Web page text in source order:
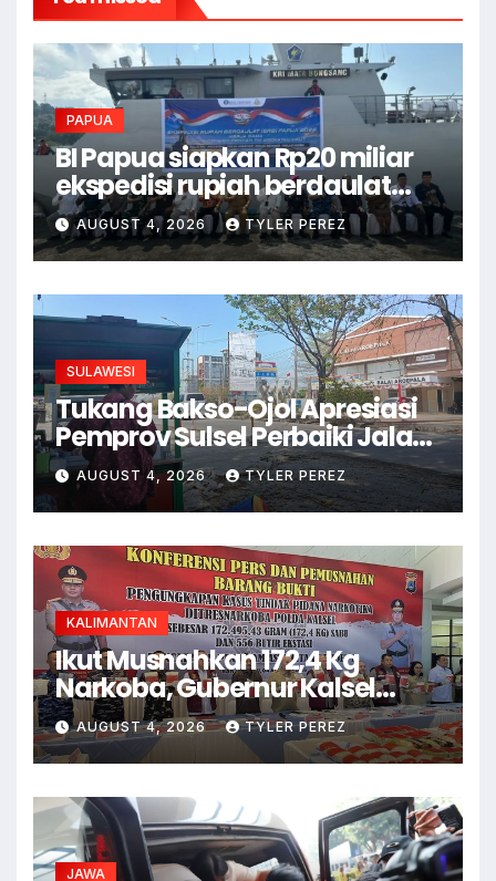
PAPUA
BI Papua siapkan Rp20 miliar
ekspedisi rupiah berdaulat
2026 di wilayah 3T
AUGUST 4, 2026 TYLER PEREZ
SULAWESI
Tukang Bakso-Ojol Apresiasi
Pemprov Sulsel Perbaiki Jalan
Hertasning-Aroepala
AUGUST 4, 2026 TYLER PEREZ
KALIMANTAN
Ikut Musnahkan 172,4 Kg
Narkoba, Gubernur Kalsel
Minta Waspadai Vape
AUGUST 4, 2026 TYLER PEREZ
JAWA